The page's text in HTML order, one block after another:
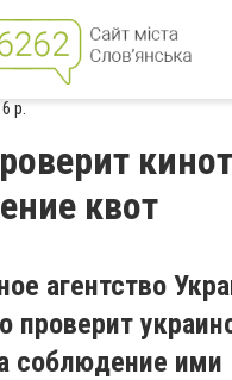
р.
квот
агентство
проверит
соблюдение ими